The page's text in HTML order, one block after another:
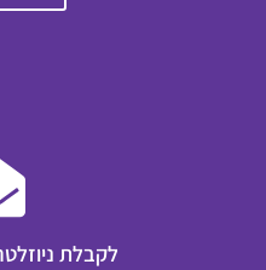
לקבלת